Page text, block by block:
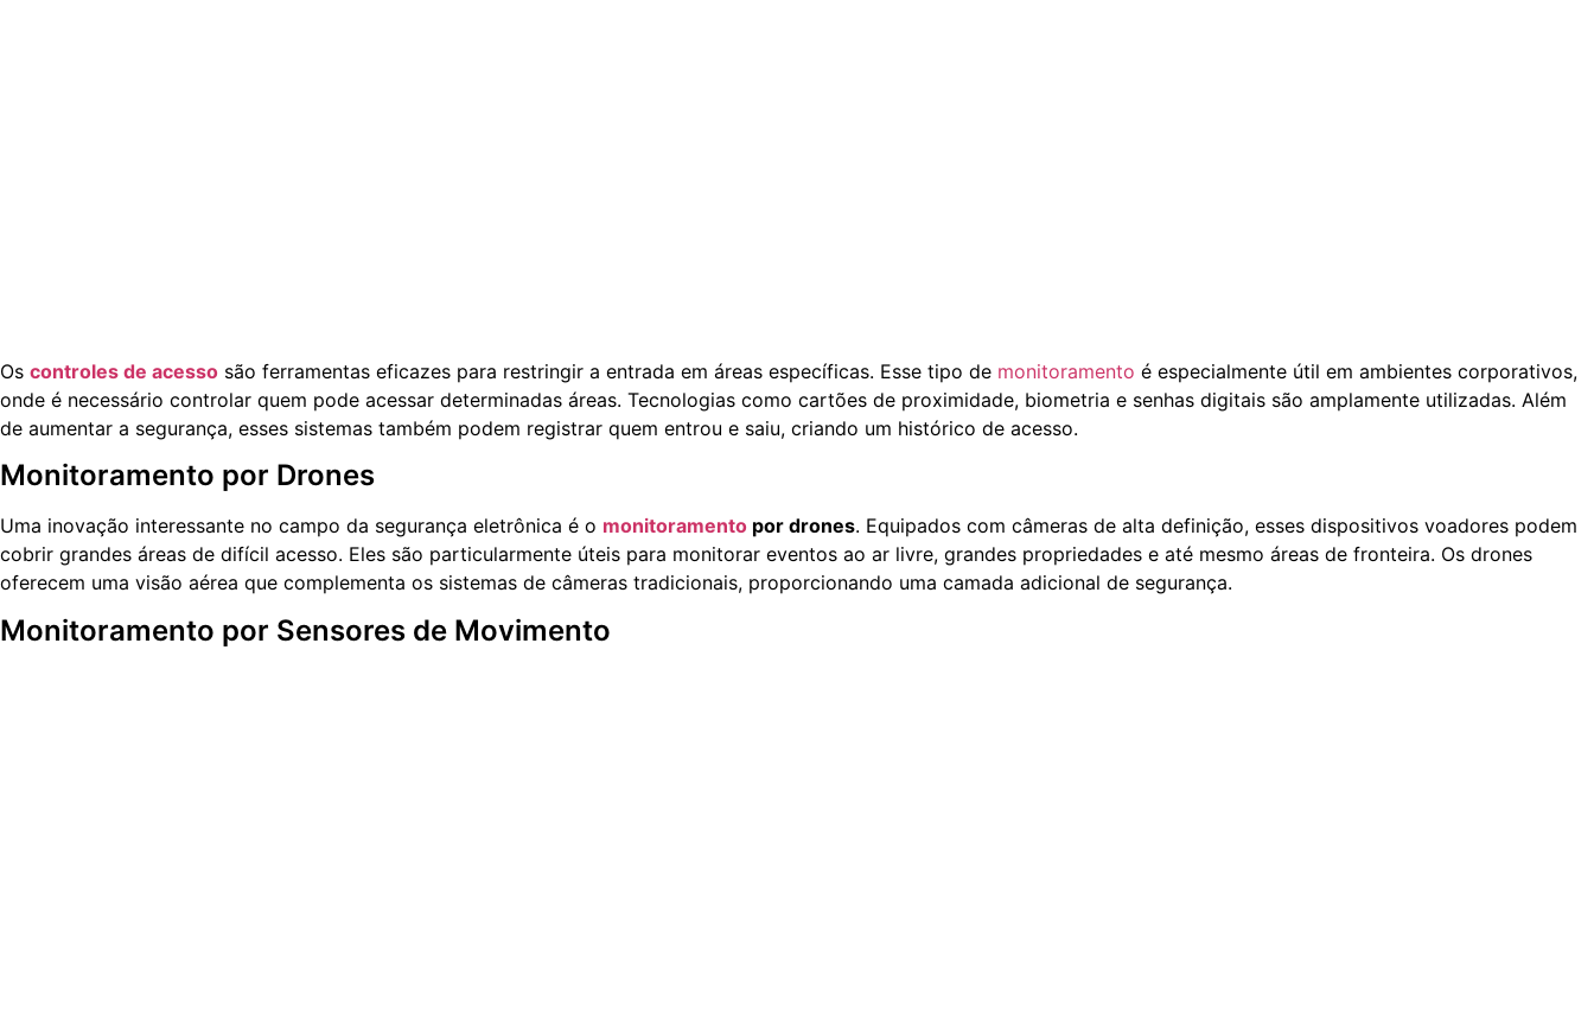
Os controles de acesso são ferramentas eficazes para restringir a entrada em áreas específicas. Esse tipo de monitoramento é especialmente útil em ambientes corporativos,
onde é necessário controlar quem pode acessar determinadas áreas. Tecnologias como cartões de proximidade, biometria e senhas digitais são amplamente utilizadas. Além
de aumentar a segurança, esses sistemas também podem registrar quem entrou e saiu, criando um histórico de acesso.
Monitoramento por Drones
Uma inovação interessante no campo da segurança eletrônica é o monitoramento por drones. Equipados com câmeras de alta definição, esses dispositivos voadores podem
cobrir grandes áreas de difícil acesso. Eles são particularmente úteis para monitorar eventos ao ar livre, grandes propriedades e até mesmo áreas de fronteira. Os drones
oferecem uma visão aérea que complementa os sistemas de câmeras tradicionais, proporcionando uma camada adicional de segurança.
Monitoramento por Sensores de Movimento